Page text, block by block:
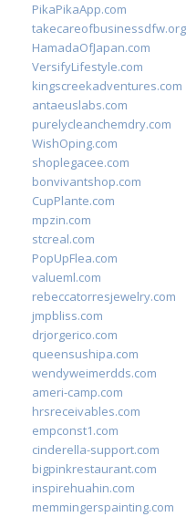
PikaPikaApp.com
takecareofbusinessdfw.org
HamadaOfJapan.com
VersifyLifestyle.com
kingscreekadventures.com
antaeuslabs.com
purelycleanchemdry.com
WishOping.com
shoplegacee.com
bonvivantshop.com
CupPlante.com
mpzin.com
stcreal.com
PopUpFlea.com
valueml.com
rebeccatorresjewelry.com
jmpbliss.com
drjorgerico.com
queensushipa.com
wendyweimerdds.com
ameri-camp.com
hrsreceivables.com
empconst1.com
cinderella-support.com
bigpinkrestaurant.com
inspirehuahin.com
memmingerspainting.com